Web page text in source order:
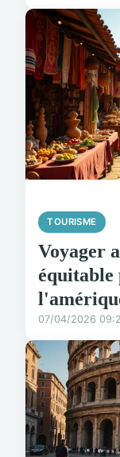
TOURISME
Voyager
07/04/2026